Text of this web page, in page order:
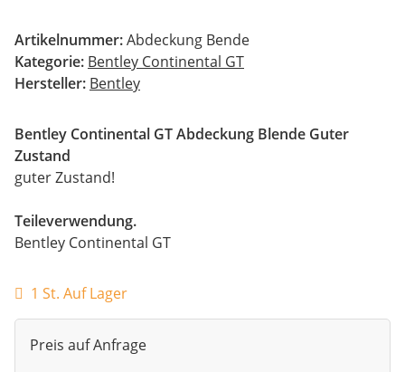
Artikelnummer:Abdeckung Bende
Kategorie: Bentley Continental GT
Hersteller: Bentley
Bentley Continental GT Abdeckung Blende Guter
Zustand
guter Zustand!
Teileverwendung.
Bentley Continental GT
1 St. Auf Lager
Preis auf Anfrage